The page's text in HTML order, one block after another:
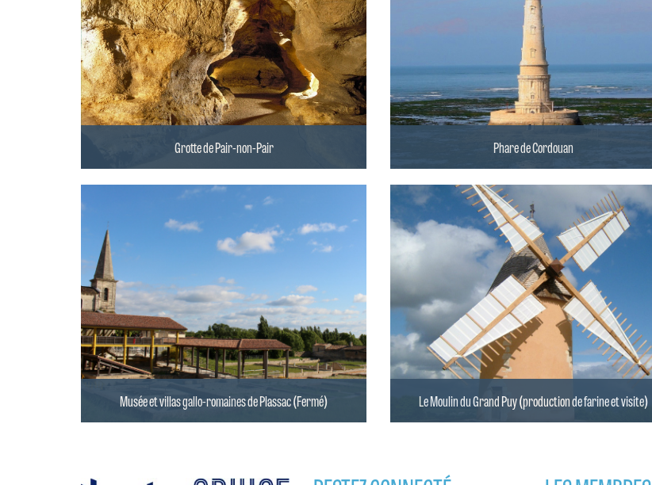
Grotte de Pair-non-Pair Phare de Cordouan
Musée et villas gallo-romaines de Plassac (Fermé) Le Moulin du Grand Puy (production de farine et visite)